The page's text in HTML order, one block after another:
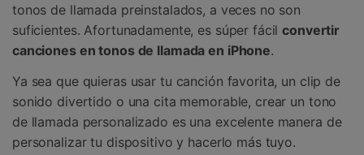
tonos de llamada preinstalados, a veces no son
suficientes. Afortunadamente, es súper fácil convertir
canciones en tonos de llamada en iPhone.
Ya sea que quieras usar tu canción favorita, un clip de
sonido divertido o una cita memorable, crear un tono
de llamada personalizado es una excelente manera de
personalizar tu dispositivo y hacerlo más tuyo.